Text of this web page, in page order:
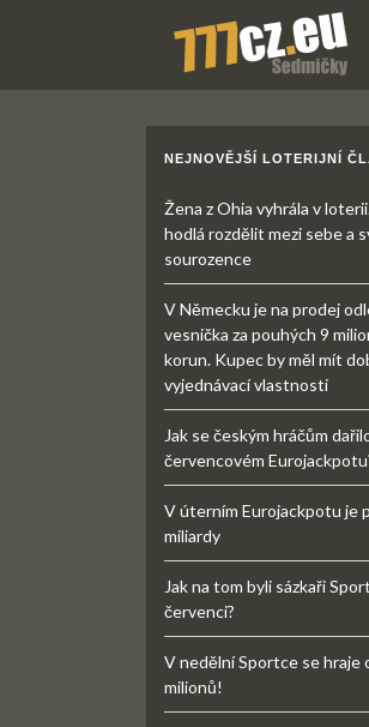
NEJNOVĚJŠÍ LOTERIJNÍ
Žena z Ohia vyhrála v
hodlá rozdělit mezi sebe a
sourozence
V Německu je na prodej
vesnička za pouhých 9
korun. Kupec by měl mít
vyjednávací vlastnosti
Jak se českým hráčům
červencovém
V úterním Eurojackpotu je
miliardy
Jak na tom byli sázkaři
červenci?
V nedělní Sportce se hraje
milionů!